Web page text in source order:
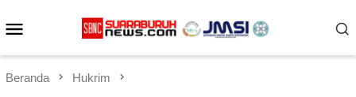
ke
Beranda Hukrim